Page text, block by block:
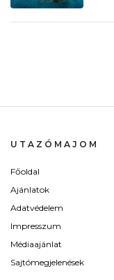
UTAZÓMAJOM
Főoldal
Ajánlatok
Adatvédelem
Impresszum
Médiaajánlat
Sajtómegjelenések